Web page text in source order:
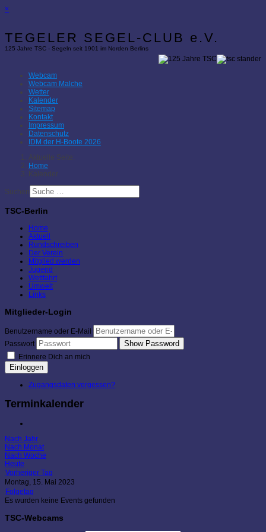
×
TEGELER SEGEL-CLUB e.V.
125 Jahre TSC - Segeln seit 1901 im Norden Berlins
Webcam
Webcam Malche
Wetter
Kalender
Sitemap
Kontakt
Impressum
Datenschutz
IDM der H-Boote 2026
Aktuelle Seite:
Home
Kalender
Suchen
TSC-Berlin
Home
Aktuell
Rundschreiben
Der Verein
Mitglied werden
Jugend
Wettfahrt
Umwelt
Links
Mitglieder-Login
Benutzername oder E-Mail
Passwort
Show Password
Erinnere Dich an mich
Einloggen
Zugangsdaten vergessen?
Terminkalender
Nach Jahr
Nach Monat
Nach Woche
Heute
Vorheriger Tag
Montag, 15. Mai 2023
Folgetag
Es wurden keine Events gefunden
TSC-Webcams